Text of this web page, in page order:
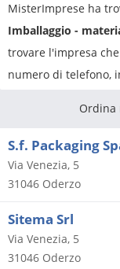
MisterImprese ha
Imballaggio -
trovare l'impresa
numero di telefono,
Ordina
S.f. Packaging
Via Venezia, 5
31046 Oderzo
Sitema Srl
Via Venezia, 5
31046 Oderzo